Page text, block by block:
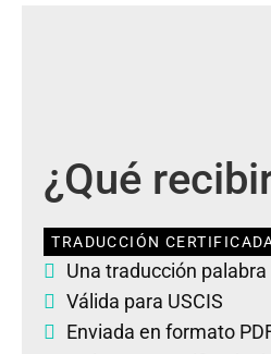
¿Qué
TRADUCCIÓN
Una traducción
Válida para USCIS
Enviada en formato